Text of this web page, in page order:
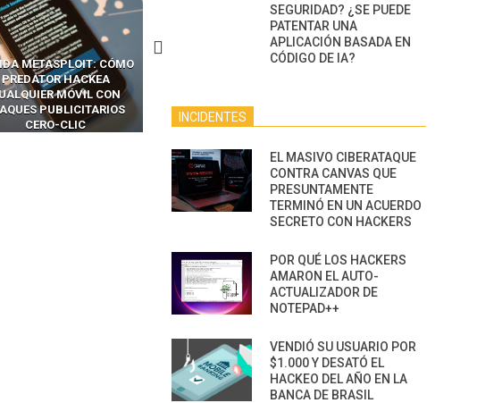
LOS HACKERS
OTPS Y
MÓVILES SIN
— EL INCREÍBLE
DE LOS SIM BOXES”
NAVEGADORES DE IA
AGÉNTICA
SEGURIDAD? ¿SE PUEDE
PATENTAR UNA
APLICACIÓN BASADA EN
CÓDIGO DE IA?
INCIDENTES
EL MASIVO CIBERATAQUE
CONTRA CANVAS QUE
PRESUNTAMENTE
TERMINÓ EN UN ACUERDO
SECRETO CON HACKERS
POR QUÉ LOS HACKERS
AMARON EL AUTO-
ACTUALIZADOR DE
NOTEPAD++
VENDIÓ SU USUARIO POR
$1.000 Y DESATÓ EL
HACKEO DEL AÑO EN LA
BANCA DE BRASIL